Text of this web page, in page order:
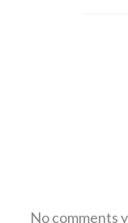
No comments